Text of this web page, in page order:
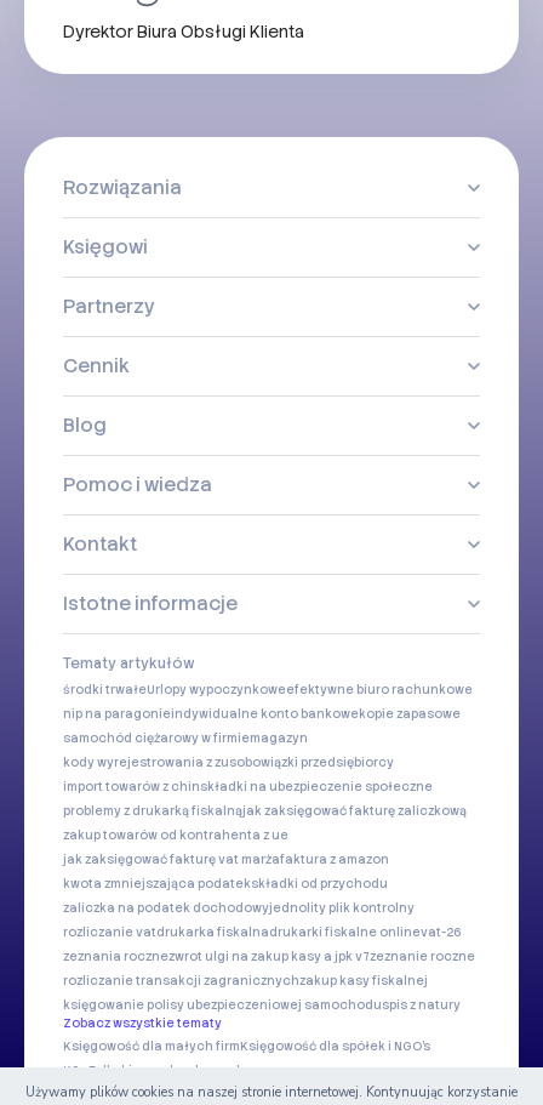
Dyrektor Biura Obsługi Klienta
Rozwiązania
Księgowi
Partnerzy
Cennik
Blog
Pomoc i wiedza
Kontakt
Istotne informacje
Tematy artykułów
środki trwałeUrlopy wypoczynkoweefektywne biuro rachunkowe
nip na paragonieindywidualne konto bankowekopie zapasowe
samochód ciężarowy w firmiemagazyn
kody wyrejestrowania z zusobowiązki przedsiębiorcy
import towarów z chinskładki na ubezpieczenie społeczne
problemy z drukarką fiskalnąjak zaksięgować fakturę zaliczkową
zakup towarów od kontrahenta z ue
jak zaksięgować fakturę vat marżafaktura z amazon
kwota zmniejszająca podatekskładki od przychodu
zaliczka na podatek dochodowyjednolity plik kontrolny
rozliczanie vatdrukarka fiskalnadrukarki fiskalne onlinevat-26
zeznania rocznezwrot ulgi na zakup kasy a jpk v7zeznanie roczne
rozliczanie transakcji zagranicznychzakup kasy fiskalnej
księgowanie polisy ubezpieczeniowej samochoduspis z natury
Zobacz wszystkie tematy
Księgowość dla małych firmKsięgowość dla spółek i NGO's
KSeF dla biur rachunkowych
Używamy plików cookies na naszej stronie internetowej. Kontynuując korzystanie